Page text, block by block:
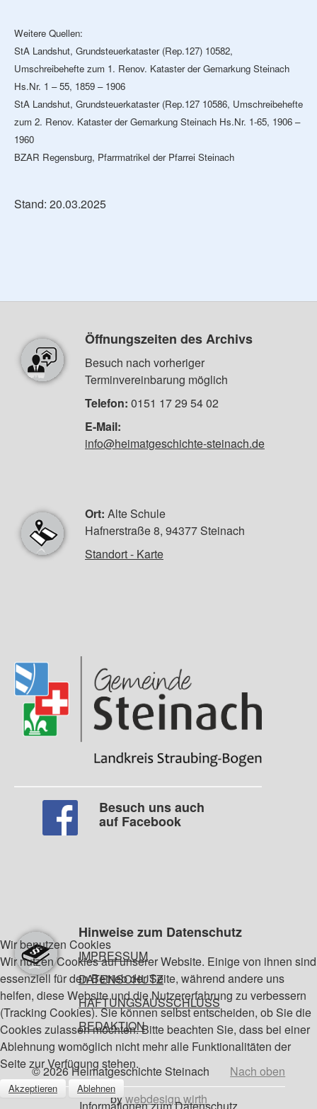
Weitere Quellen:
StA Landshut, Grundsteuerkataster (Rep.127) 10582,
Umschreibehefte zum 1. Renov. Kataster der Gemarkung Steinach
Hs.Nr. 1 – 55, 1859 – 1906
StA Landshut, Grundsteuerkataster (Rep.127 10586, Umschreibehefte
zum 2. Renov. Kataster der Gemarkung Steinach Hs.Nr. 1-65, 1906 –
1960
BZAR Regensburg, Pfarrmatrikel der Pfarrei Steinach
Stand: 20.03.2025
Öffnungszeiten des Archivs
Besuch nach vorheriger
Terminvereinbarung möglich
Telefon: 0151 17 29 54 02
E-Mail:
info@heimatgeschichte-steinach.de
Ort: Alte Schule
Hafnerstraße 8, 94377 Steinach
Standort - Karte
Besuch uns auch
auf Facebook
Hinweise zum Datenschutz
IMPRESSUM
DATENSCHUTZ
HAFTUNGSAUSSCHLUSS
REDAKTION
Nach oben
© 2026 Heimatgeschichte Steinach
bywebdesign wirth
Wir benutzen Cookies
Wir nutzen Cookies auf unserer Website. Einige von ihnen sind
essenziell für den Betrieb der Seite, während andere uns
helfen, diese Website und die Nutzererfahrung zu verbessern
(Tracking Cookies). Sie können selbst entscheiden, ob Sie die
Cookies zulassen möchten. Bitte beachten Sie, dass bei einer
Ablehnung womöglich nicht mehr alle Funktionalitäten der
Seite zur Verfügung stehen.
Akzeptieren Ablehnen